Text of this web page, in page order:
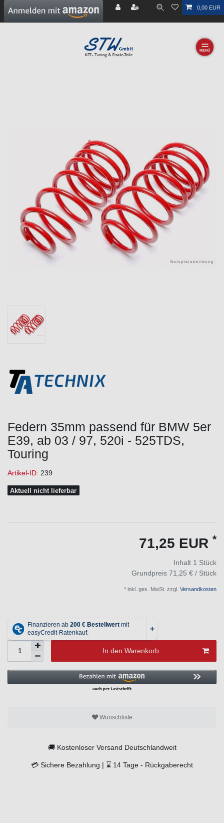
0,00 EUR
☰
Federn 35mm passend für BMW 5er
E39, ab 03 / 97, 520i - 525TDS,
Touring
Artikel-ID: 239
Aktuell nicht lieferbar
71,25 EUR *
Inhalt 1 Stück
Grundpreis 71,25 € / Stück
* inkl. ges. MwSt. zzgl. Versandkosten
In den Warenkorb
Wunschliste
🚚 Kostenloser Versand Deutschlandweit
💳 Sichere Bezahlung | ⌛ 14 Tage - Rückgaberecht